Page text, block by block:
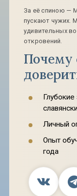
За её спиною —
пускают чужих.
удивительных
откровений.
Почему
Личный
Опыт
года